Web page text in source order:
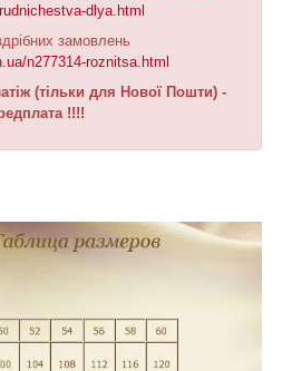
dlya.html
замовлень
n277314-roznitsa.html
(тільки для Нової Пошти) -
!!!!